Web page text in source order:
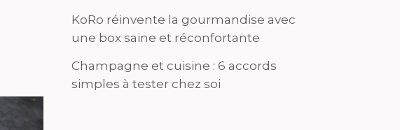
KoRo réinvente la gourmandise avec
une box saine et réconfortante
Champagne et cuisine : 6 accords
simples à tester chez soi